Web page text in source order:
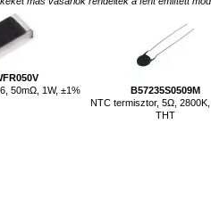
50mΩ, 1W, ±1%
B57235S0509M
NTC termisztor, 5Ω, 2800K,
THT